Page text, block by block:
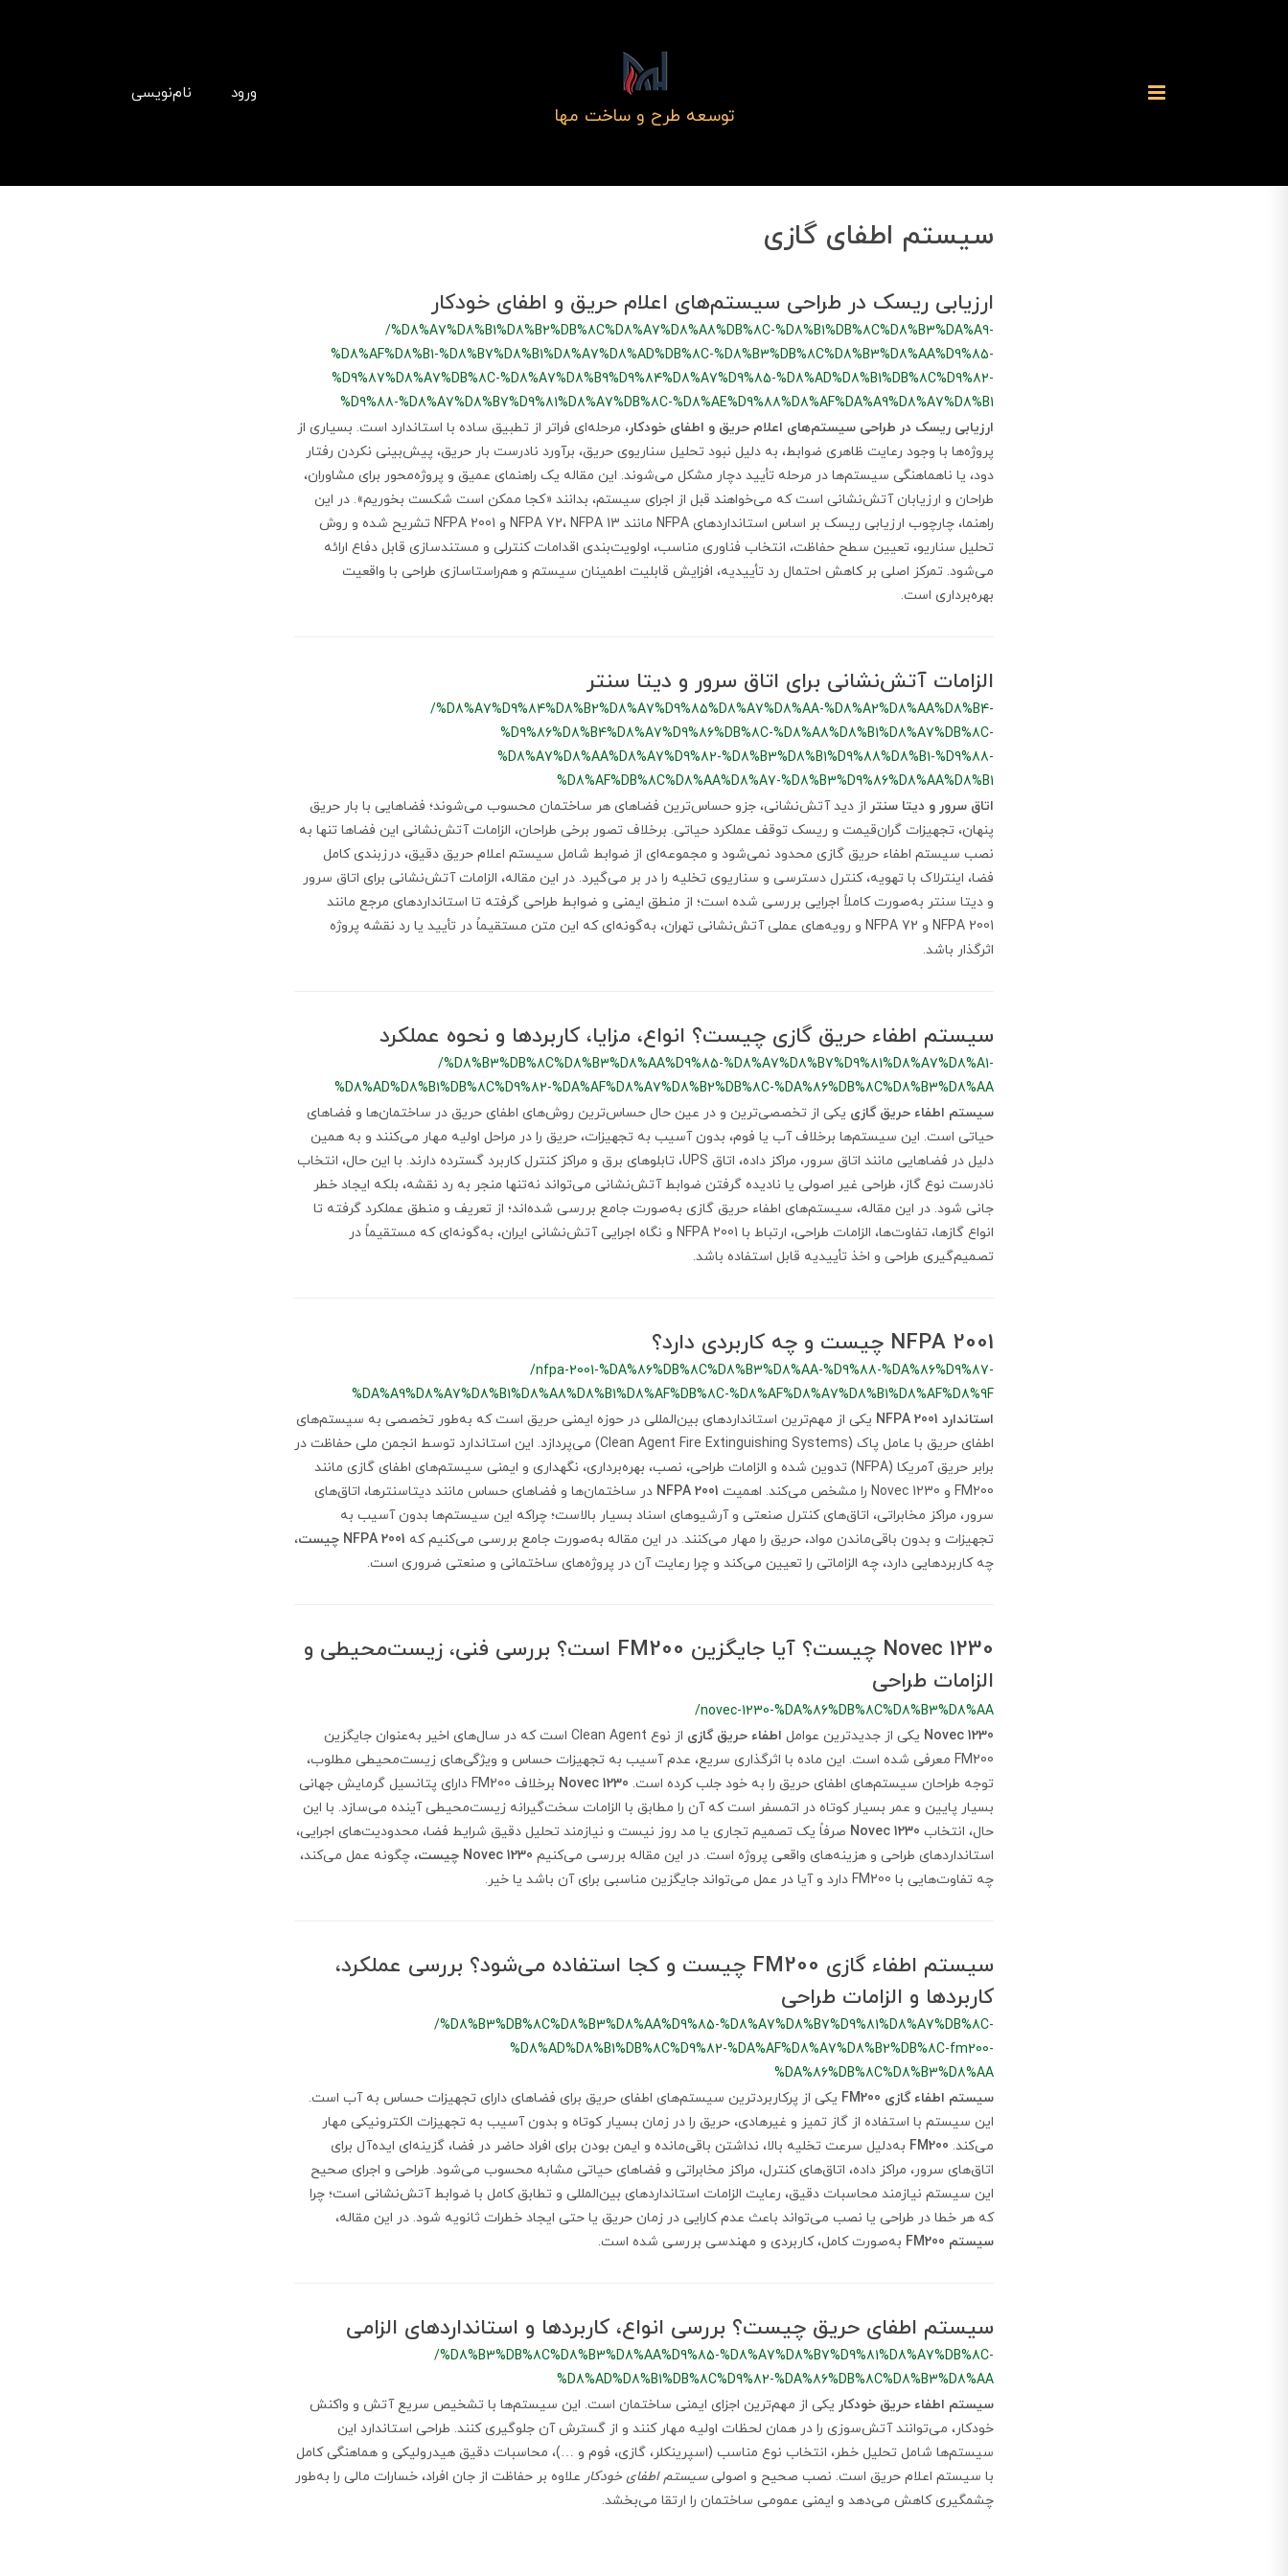
توسعه طرح و ساخت مها
ورود نام‌نویسی
سیستم اطفای گازی
ارزیابی ریسک در طراحی سیستم‌های اعلام حریق و اطفای خودکار
/%D8%A7%D8%B1%D8%B2%DB%8C%D8%A7%D8%A8%DB%8C-%D8%B1%DB%8C%D8%B3%DA%A9-
%D8%AF%D8%B1-%D8%B7%D8%B1%D8%A7%D8%AD%DB%8C-%D8%B3%DB%8C%D8%B3%D8%AA%D9%85-
%D9%87%D8%A7%DB%8C-%D8%A7%D8%B9%D9%84%D8%A7%D9%85-%D8%AD%D8%B1%DB%8C%D9%82-
%D9%88-%D8%A7%D8%B7%D9%81%D8%A7%DB%8C-%D8%AE%D9%88%D8%AF%DA%A9%D8%A7%D8%B1
ارزیابی ریسک در طراحی سیستم‌های اعلام حریق و اطفای خودکار، مرحله‌ای فراتر از تطبیق ساده با استاندارد است. بسیاری از
پروژه‌ها با وجود رعایت ظاهری ضوابط، به دلیل نبود تحلیل سناریوی حریق، برآورد نادرست بار حریق، پیش‌بینی نکردن رفتار
دود، یا ناهماهنگی سیستم‌ها در مرحله تأیید دچار مشکل می‌شوند. این مقاله یک راهنمای عمیق و پروژه‌محور برای مشاوران،
طراحان و ارزیابان آتش‌نشانی است که می‌خواهند قبل از اجرای سیستم، بدانند «کجا ممکن است شکست بخوریم». در این
راهنما، چارچوب ارزیابی ریسک بر اساس استانداردهای NFPA مانند NFPA 72، NFPA 13 و NFPA 2001 تشریح شده و روش
تحلیل سناریو، تعیین سطح حفاظت، انتخاب فناوری مناسب، اولویت‌بندی اقدامات کنترلی و مستندسازی قابل دفاع ارائه
می‌شود. تمرکز اصلی بر کاهش احتمال رد تأییدیه، افزایش قابلیت اطمینان سیستم و هم‌راستاسازی طراحی با واقعیت
بهره‌برداری است.
الزامات آتش‌نشانی برای اتاق سرور و دیتا سنتر
/%D8%A7%D9%84%D8%B2%D8%A7%D9%85%D8%A7%D8%AA-%D8%A2%D8%AA%D8%B4-
%D9%86%D8%B4%D8%A7%D9%86%DB%8C-%D8%A8%D8%B1%D8%A7%DB%8C-
%D8%A7%D8%AA%D8%A7%D9%82-%D8%B3%D8%B1%D9%88%D8%B1-%D9%88-
%D8%AF%DB%8C%D8%AA%D8%A7-%D8%B3%D9%86%D8%AA%D8%B1
اتاق سرور و دیتا سنتر از دید آتش‌نشانی، جزو حساس‌ترین فضاهای هر ساختمان محسوب می‌شوند؛ فضاهایی با بار حریق
پنهان، تجهیزات گران‌قیمت و ریسک توقف عملکرد حیاتی. برخلاف تصور برخی طراحان، الزامات آتش‌نشانی این فضاها تنها به
نصب سیستم اطفاء حریق گازی محدود نمی‌شود و مجموعه‌ای از ضوابط شامل سیستم اعلام حریق دقیق، درزبندی کامل
فضا، اینترلاک با تهویه، کنترل دسترسی و سناریوی تخلیه را در بر می‌گیرد. در این مقاله، الزامات آتش‌نشانی برای اتاق سرور
و دیتا سنتر به‌صورت کاملاً اجرایی بررسی شده است؛ از منطق ایمنی و ضوابط طراحی گرفته تا استانداردهای مرجع مانند
NFPA 2001 و NFPA 72 و رویه‌های عملی آتش‌نشانی تهران، به‌گونه‌ای که این متن مستقیماً در تأیید یا رد نقشه پروژه
اثرگذار باشد.
سیستم اطفاء حریق گازی چیست؟ انواع، مزایا، کاربردها و نحوه عملکرد
/%D8%B3%DB%8C%D8%B3%D8%AA%D9%85-%D8%A7%D8%B7%D9%81%D8%A7%D8%A1-
%D8%AD%D8%B1%DB%8C%D9%82-%DA%AF%D8%A7%D8%B2%DB%8C-%DA%86%DB%8C%D8%B3%D8%AA
سیستم اطفاء حریق گازی یکی از تخصصی‌ترین و در عین حال حساس‌ترین روش‌های اطفای حریق در ساختمان‌ها و فضاهای
حیاتی است. این سیستم‌ها برخلاف آب یا فوم، بدون آسیب به تجهیزات، حریق را در مراحل اولیه مهار می‌کنند و به همین
دلیل در فضاهایی مانند اتاق سرور، مراکز داده، اتاق UPS، تابلوهای برق و مراکز کنترل کاربرد گسترده دارند. با این حال، انتخاب
نادرست نوع گاز، طراحی غیر اصولی یا نادیده گرفتن ضوابط آتش‌نشانی می‌تواند نه‌تنها منجر به رد نقشه، بلکه ایجاد خطر
جانی شود. در این مقاله، سیستم‌های اطفاء حریق گازی به‌صورت جامع بررسی شده‌اند؛ از تعریف و منطق عملکرد گرفته تا
انواع گازها، تفاوت‌ها، الزامات طراحی، ارتباط با NFPA 2001 و نگاه اجرایی آتش‌نشانی ایران، به‌گونه‌ای که مستقیماً در
تصمیم‌گیری طراحی و اخذ تأییدیه قابل استفاده باشد.
NFPA 2001 چیست و چه کاربردی دارد؟
/nfpa-2001-%DA%86%DB%8C%D8%B3%D8%AA-%D9%88-%DA%86%D9%87-
%DA%A9%D8%A7%D8%B1%D8%A8%D8%B1%D8%AF%DB%8C-%D8%AF%D8%A7%D8%B1%D8%AF%D8%9F
استاندارد NFPA 2001
یکی از مهم‌ترین استانداردهای بین‌المللی در حوزه ایمنی حریق است که به‌طور تخصصی به سیستم‌های
اطفای حریق با عامل پاک (Clean Agent Fire Extinguishing Systems) می‌پردازد. این استاندارد توسط انجمن ملی حفاظت در
برابر حریق آمریکا (NFPA) تدوین شده و الزامات طراحی، نصب، بهره‌برداری، نگهداری و ایمنی سیستم‌های اطفای گازی مانند
FM200 و Novec 1230 را مشخص می‌کند. اهمیت
NFPA 2001 در ساختمان‌ها و فضاهای حساس مانند دیتاسنترها، اتاق‌های
سرور، مراکز مخابراتی، اتاق‌های کنترل صنعتی و آرشیوهای اسناد بسیار بالاست؛ چراکه این سیستم‌ها بدون آسیب به
تجهیزات و بدون باقی‌ماندن مواد، حریق را مهار می‌کنند. در این مقاله به‌صورت جامع بررسی می‌کنیم که NFPA 2001 چیست
،
چه کاربردهایی دارد، چه الزاماتی را تعیین می‌کند و چرا رعایت آن در پروژه‌های ساختمانی و صنعتی ضروری است.
Novec 1230 چیست؟ آیا جایگزین FM200 است؟ بررسی فنی، زیست‌محیطی و
الزامات طراحی
/novec-1230-%DA%86%DB%8C%D8%B3%D8%AA
Novec 1230 یکی از جدیدترین عوامل اطفاء حریق گازی
از نوع Clean Agent است که در سال‌های اخیر به‌عنوان جایگزین
FM200 معرفی شده است. این ماده با اثرگذاری سریع، عدم آسیب به تجهیزات حساس و ویژگی‌های زیست‌محیطی مطلوب،
توجه طراحان سیستم‌های اطفای حریق را به خود جلب کرده است. Novec 1230
برخلاف FM200 دارای پتانسیل گرمایش جهانی
بسیار پایین و عمر بسیار کوتاه در اتمسفر است که آن را مطابق با الزامات سخت‌گیرانه زیست‌محیطی آینده می‌سازد. با این
حال، انتخاب Novec 1230 صرفاً یک تصمیم تجاری یا مد روز نیست و نیازمند تحلیل دقیق شرایط فضا، محدودیت‌های اجرایی،
استانداردهای طراحی و هزینه‌های واقعی پروژه است. در این مقاله بررسی می‌کنیم Novec 1230 چیست
، چگونه عمل می‌کند،
چه تفاوت‌هایی با FM200 دارد و آیا در عمل می‌تواند جایگزین مناسبی برای آن باشد یا خیر.
سیستم اطفاء گازی FM200 چیست و کجا استفاده می‌شود؟ بررسی عملکرد،
کاربردها و الزامات طراحی
/%D8%B3%DB%8C%D8%B3%D8%AA%D9%85-%D8%A7%D8%B7%D9%81%D8%A7%DB%8C-
%D8%AD%D8%B1%DB%8C%D9%82-%DA%AF%D8%A7%D8%B2%DB%8C-fm200-
%DA%86%DB%8C%D8%B3%D8%AA
سیستم اطفاء گازی FM200
یکی از پرکاربردترین سیستم‌های اطفای حریق برای فضاهای دارای تجهیزات حساس به آب است.
این سیستم با استفاده از گاز تمیز و غیرهادی، حریق را در زمان بسیار کوتاه و بدون آسیب به تجهیزات الکترونیکی مهار
می‌کند. FM200 به‌دلیل سرعت تخلیه بالا، نداشتن باقی‌مانده و ایمن بودن برای افراد حاضر در فضا، گزینه‌ای ایده‌آل برای
اتاق‌های سرور، مراکز داده، اتاق‌های کنترل، مراکز مخابراتی و فضاهای حیاتی مشابه محسوب می‌شود. طراحی و اجرای صحیح
این سیستم نیازمند محاسبات دقیق، رعایت الزامات استانداردهای بین‌المللی و تطابق کامل با ضوابط آتش‌نشانی است؛ چرا
که هر خطا در طراحی یا نصب می‌تواند باعث عدم کارایی در زمان حریق یا حتی ایجاد خطرات ثانویه شود. در این مقاله،
سیستم FM200
به‌صورت کامل، کاربردی و مهندسی بررسی شده است.
سیستم اطفای حریق چیست؟ بررسی انواع، کاربردها و استانداردهای الزامی
/%D8%B3%DB%8C%D8%B3%D8%AA%D9%85-%D8%A7%D8%B7%D9%81%D8%A7%DB%8C-
%D8%AD%D8%B1%DB%8C%D9%82-%DA%86%DB%8C%D8%B3%D8%AA
سیستم اطفاء حریق خودکار یکی از مهم‌ترین اجزای ایمنی ساختمان است. این سیستم‌ها با تشخیص سریع آتش و واکنش
خودکار، می‌توانند آتش‌سوزی را در همان لحظات اولیه مهار کنند و از گسترش آن جلوگیری کنند. طراحی استاندارد این
سیستم‌ها شامل تحلیل خطر، انتخاب نوع مناسب (اسپرینکلر، گازی، فوم و …)، محاسبات دقیق هیدرولیکی و هماهنگی کامل
با سیستم اعلام حریق است. نصب صحیح و اصولیسیستم اطفای خودکار علاوه بر حفاظت از جان افراد، خسارات مالی را به‌طور
چشمگیری کاهش می‌دهد و ایمنی عمومی ساختمان را ارتقا می‌بخشد.